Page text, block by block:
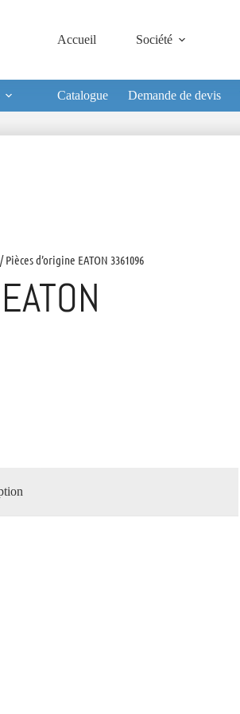
Accueil Société
Catalogue Demande de devis
/ Pièces d’origine EATON 3361096